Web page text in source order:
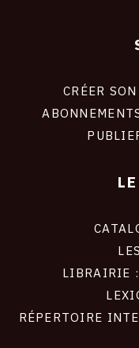
CRÉER
LIBRAIRIE :
RÉPERTOIRE